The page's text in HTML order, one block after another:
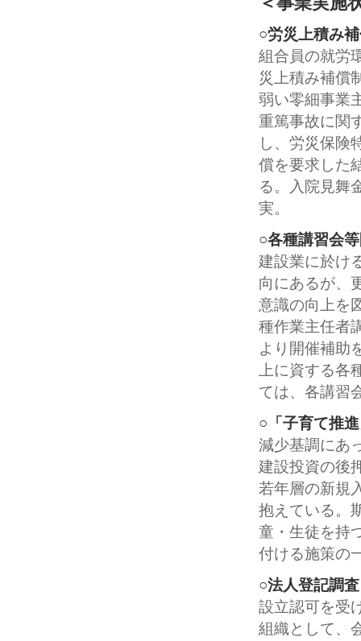
○労災上積み
組合員の就労
災上積み補償
弱い零細事業
重篤事故に関
し、労災保険
償を要求した
る。入院見舞
実。
○各種講習会
建設業に於け
向にあるが、
意識の向上を
種作業主任者
より開催補助
上に資する
ては、各講習
○「子育て推
減少基調にあ
建設投資の後
若年層の新規
抱えている。
童・生徒を持
付ける施策の
○法人登記調査
設立認可を受
組織として、